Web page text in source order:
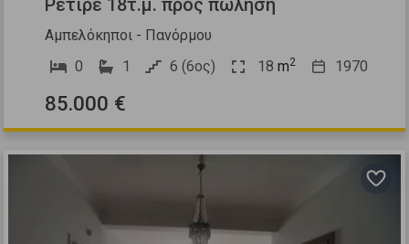
Ρετιρέ 18τ.μ. προς πώληση
Αμπελόκηποι - Πανόρμου
0
1 6 (6ος) 18 m2 1970
85.000 €